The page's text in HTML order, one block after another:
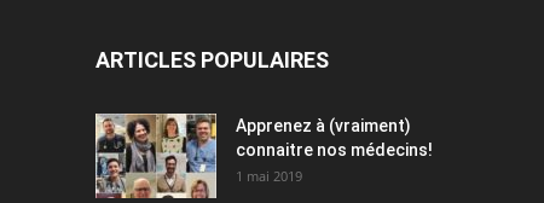
ARTICLES POPULAIRES
Apprenez à (vraiment)
connaitre nos médecins!
1 mai 2019